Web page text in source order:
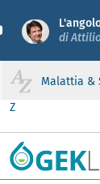
di
Malattia &
Z